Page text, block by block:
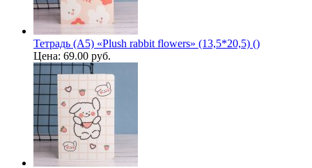
Тетрадь (A5) «Plush rabbit flowers» (13,5*20,5) ()
Цена: 69.00 руб.